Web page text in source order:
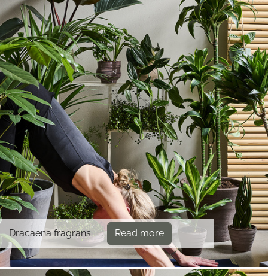
Dracaena fragrans Read more